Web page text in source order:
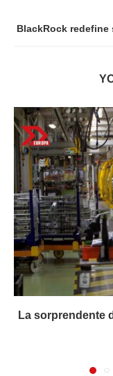
BlackRock
La sorprendente